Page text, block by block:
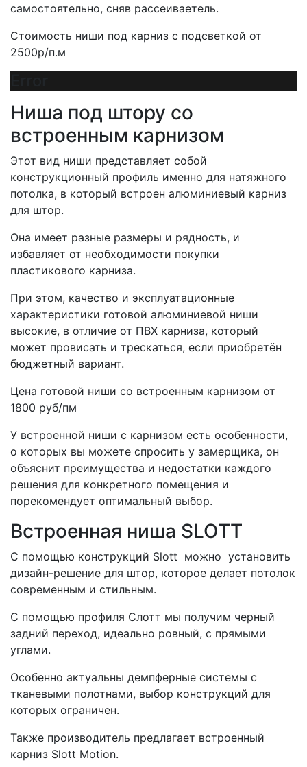
самостоятельно, сняв рассеиваетель.
Стоимость ниши под карниз с подсветкой от
2500р/п.м
Ниша под штору со
встроенным карнизом
Этот вид ниши представляет собой
конструкционный профиль именно для натяжного
потолка, в который встроен алюминиевый карниз
для штор.
Она имеет разные размеры и рядность, и
избавляет от необходимости покупки
пластикового карниза.
При этом, качество и эксплуатационные
характеристики готовой алюминиевой ниши
высокие, в отличие от ПВХ карниза, который
может провисать и трескаться, если приобретён
бюджетный вариант.
Цена готовой ниши со встроенным карнизом от
1800 руб/пм
У встроенной ниши с карнизом есть особенности,
о которых вы можете спросить у замерщика, он
объяснит преимущества и недостатки каждого
решения для конкретного помещения и
порекомендует оптимальный выбор.
Встроенная ниша SLOTT
С помощью конструкций Slott можно установить
дизайн-решение для штор, которое делает потолок
современным и стильным.
С помощью профиля Слотт мы получим черный
задний переход, идеально ровный, с прямыми
углами.
Особенно актуальны демпферные системы с
тканевыми полотнами, выбор конструкций для
которых ограничен.
Также производитель предлагает встроенный
карниз Slott Motion.